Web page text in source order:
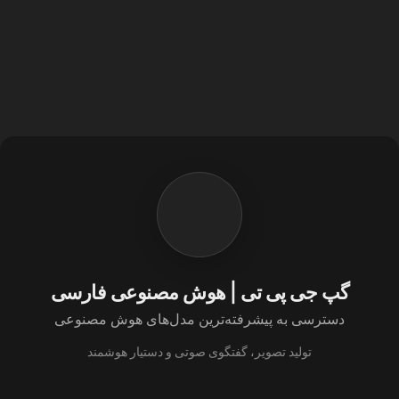
گپ جی پی تی | هوش مصنوعی فارسی
دسترسی به پیشرفته‌ترین مدل‌های هوش مصنوعی
تولید تصویر، گفتگوی صوتی و دستیار هوشمند